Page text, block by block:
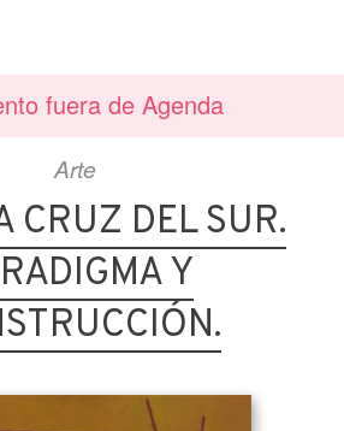
fuera de Agenda
Arte
CRUZ DEL SUR.
Y